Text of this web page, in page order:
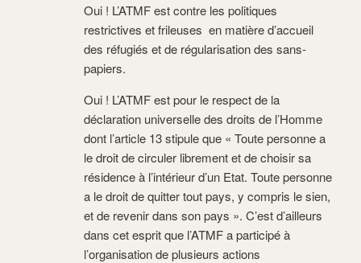
Oui ! L’ATMF est contre les politiques
restrictives et frileuses en matière d’accueil
des réfugiés et de régularisation des sans-
papiers.
Oui ! L’ATMF est pour le respect de la
déclaration universelle des droits de l’Homme
dont l’article 13 stipule que « Toute personne a
le droit de circuler librement et de choisir sa
résidence à l’intérieur d’un Etat. Toute personne
a le droit de quitter tout pays, y compris le sien,
et de revenir dans son pays ». C’est d’ailleurs
dans cet esprit que l’ATMF a participé à
l’organisation de plusieurs actions